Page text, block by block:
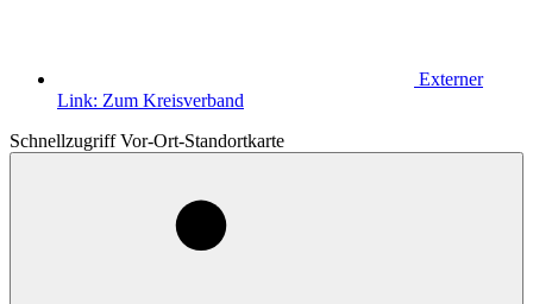
Externer
Link: Zum Kreisverband
Schnellzugriff Vor-Ort-Standortkarte